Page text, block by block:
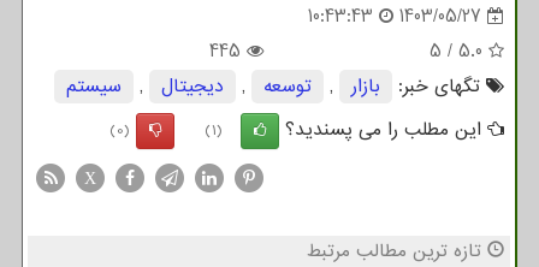
1403/05/27
10:43:43
5.0
/
5
445
تگهای خبر:
بازار , توسعه , دیجیتال ,
سیستم
این مطلب را می پسندید؟
(1)
(0)
X
تازه ترین مطالب مرتبط